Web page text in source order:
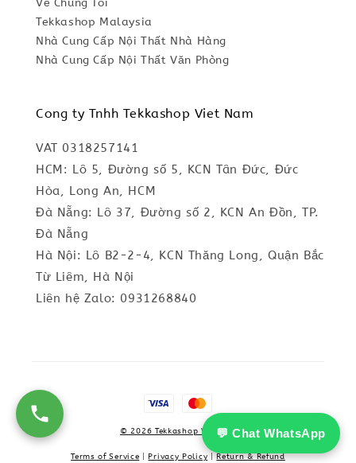
💬 Chat WhatsApp
Về Chúng Tôi
Tekkashop Malaysia
Nhà Cung Cấp Nội Thất Nhà Hàng
Nhà Cung Cấp Nội Thất Văn Phòng
Cong ty Tnhh Tekkashop Viet Nam
VAT 0318257141
HCM: Lô 5, Đường số 5, KCN Tân Đức, Đức
Hòa, Long An, HCM
Đà Nẵng: Lô 37, Đường số 2, KCN An Đồn, TP.
Đà Nẵng
Hà Nội: Lô B2-2-4, KCN Thăng Long, Quận Bắc
Từ Liêm, Hà Nội
Liên hệ Zalo: 0931268840
© 2026 Tekkashop Vietnam
Terms of Service Privacy Policy |Return & Refund